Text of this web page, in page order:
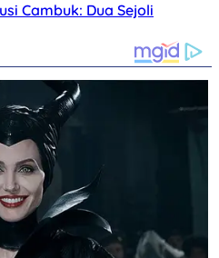
Cambuk: Dua Sejoli